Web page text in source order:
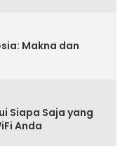
Makna dan
Siapa Saja yang
Anda